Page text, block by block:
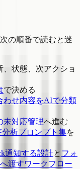
の順番で読むと迷
状態、次アクショ
で決める
わせ内容をAIで分類
未対応管理へ進む
析プロンプト集を
通知する設計と フォ
渡すワークフロー